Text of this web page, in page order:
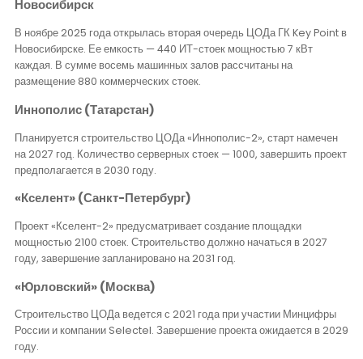
Новосибирск
В ноябре 2025 года открылась вторая очередь ЦОДа ГК Key Point в
Новосибирске. Ее емкость — 440 ИТ-стоек мощностью 7 кВт
каждая. В сумме восемь машинных залов рассчитаны на
размещение 880 коммерческих стоек.
Иннополис (Татарстан)
Планируется строительство ЦОДа «Иннополис-2», старт намечен
на 2027 год. Количество серверных стоек — 1000, завершить проект
предполагается в 2030 году.
«Кселент» (Санкт-Петербург)
Проект «Кселент-2» предусматривает создание площадки
мощностью 2100 стоек. Строительство должно начаться в 2027
году, завершение запланировано на 2031 год.
«Юрловский» (Москва)
Строительство ЦОДа ведется с 2021 года при участии Минцифры
России и компании Selectel. Завершение проекта ожидается в 2029
году.